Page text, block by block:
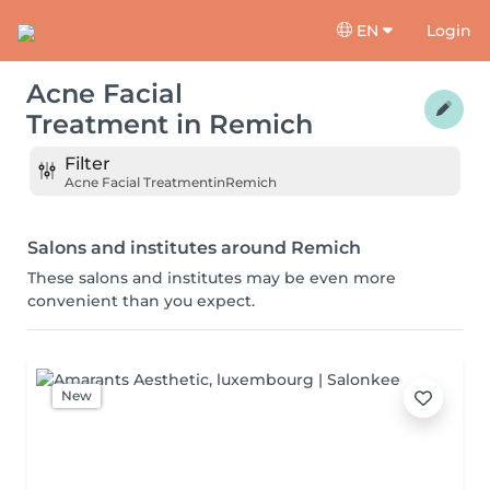
EN Login
Acne Facial
Treatment in Remich
Filter
Acne Facial TreatmentinRemich
Salons and institutes around Remich
These salons and institutes may be even more
convenient than you expect.
New